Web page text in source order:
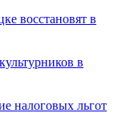
восстановят в
в
налоговых льгот